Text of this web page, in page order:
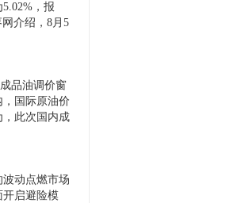
，报
介绍，8月5
品油调价窗
国际原油价
此次国内成
动点燃市场
开启避险模